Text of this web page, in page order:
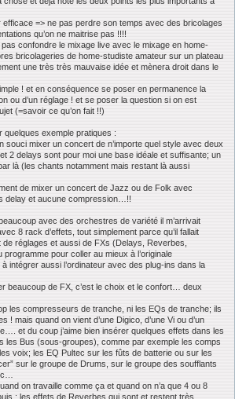
=> ne pas perdre son temps avec des bricolages
qu’on ne maitrise pas !!!!
confondre le mixage live avec le mixage en home-
bricolageries de home-studiste amateur sur un plateau
une très très mauvaise idée et mènera droit dans le
! et en conséquence se poser en permanence la
ou d’un réglage ! et se poser la question si on est
(=savoir ce qu’on fait !!)
exemple pratiques :
mixer un concert de n’importe quel style avec deux
2 delays sont pour moi une base idéale et suffisante; un
là (les chants notamment mais restant là aussi
de mixer un concert de Jazz ou de Folk avec
delay et aucune compression…!!
avec des orchestres de variété il m’arrivait
8 rack d’effets, tout simplement parce qu’il fallait
réglages et aussi de FXs (Delays, Reverbes,
pour coller au mieux à l’originale
à intégrer aussi l’ordinateur avec des plug-ins dans la
beaucoup de FX, c’est le choix et le confort… deux
les compresseurs de tranche, ni les EQs de tranche; ils
! mais quand on vient d’une Digico, d’une Vi ou d’un
et du coup j’aime bien insérer quelques effets dans les
les Bus (sous-groupes), comme par exemple les comps
voix; les EQ Pultec sur les fûts de batterie ou sur les
sur le groupe de Drums, sur le groupe des soufflants
on travaille comme ça et quand on n’a que 4 ou 8
: les effets de Reverbes qui sont et restent très